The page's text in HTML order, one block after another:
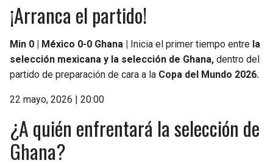
¡Arranca el partido!
Min 0 | México 0-0 Ghana | Inicia el primer tiempo entre la
selección mexicana y la selección de Ghana, dentro del
partido de preparación de cara a la Copa del Mundo 2026.
22 mayo, 2026 | 20:00
¿A quién enfrentará la selección de
Ghana?